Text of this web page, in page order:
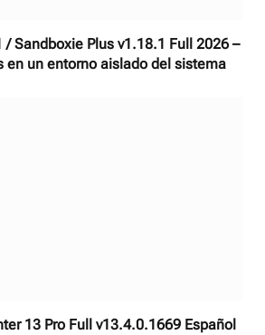
Sandboxie Plus v1.18.1 Full 2026 –
en un entorno aislado del sistema
13 Pro Full v13.4.0.1669 Español